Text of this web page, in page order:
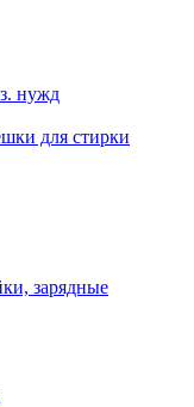
нужд
для стирки
зарядные